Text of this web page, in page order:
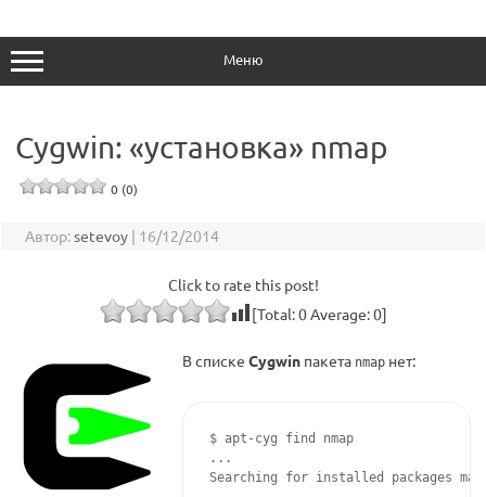
Меню
Cygwin: «установка» nmap
0 (0)
Автор:setevoy | 16/12/2014
Click to rate this post!
[Total:0Average:0]
В списке Cygwin пакета nmap нет:
$ apt-cyg find nmap
...
Searching for installed packages